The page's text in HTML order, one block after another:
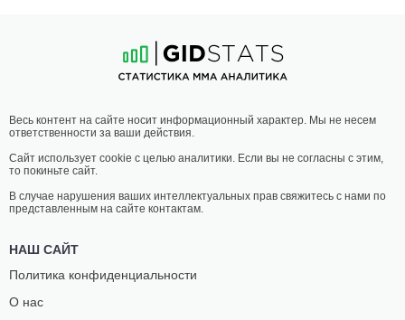
ДЕ КЕЙРОЗ
14-5- 0
03:30 МСК•
НАИЛЕГЧАЙШИЙ ВЕС 56.7 КГ
ТЭЙЛОН
Весь контент на сайте носит информационный характер. Мы не несем
ответственности за ваши действия.
Сайт использует cookie с целью аналитики. Если вы не согласны с этим,
то покиньте сайт.
В случае нарушения ваших интеллектуальных прав свяжитесь с нами по
представленным на сайте контактам.
НАШ САЙТ
Политика конфиденциальности
О нас